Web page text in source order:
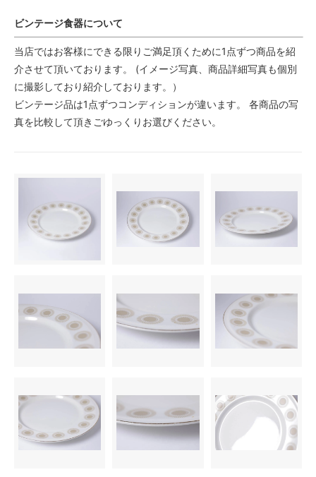
ビンテージ食器について
当店ではお客様にできる限りご満足頂くために1点ずつ商品を紹
介させて頂いております。 (イメージ写真、商品詳細写真も個別
に撮影しており紹介しております。）
ビンテージ品は1点ずつコンディションが違います。 各商品の写
真を比較して頂きごゆっくりお選びください。